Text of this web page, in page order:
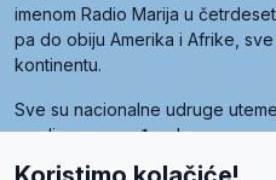
imenom Radio Marija u
pa do obiju Amerika i Afrike,
kontinentu.
Sve su nacionalne udruge
zemljama, a međusobna su
pod nazivom Svjetska obitelj